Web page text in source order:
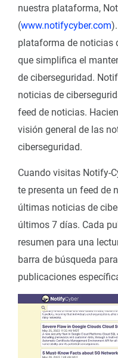
nuestra plataforma,
(www.notifycyber.com
plataforma de noticias
que simplifica el
de ciberseguridad.
noticias de
feed de noticias.
visión general de las
ciberseguridad.
Cuando visitas Notify-
te presenta un feed de
últimas noticias de
últimos 7 días. Cada
resumen para una
barra de búsqueda
publicaciones